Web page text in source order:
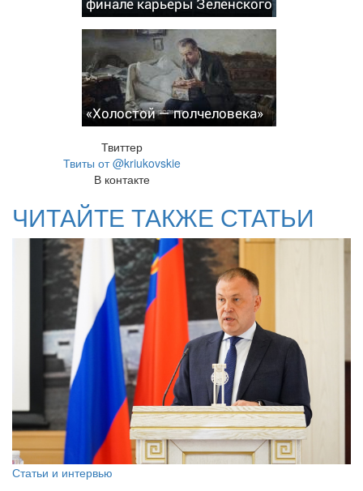
«Холостой — полчеловека»
Твиттер
Твиты от @kriukovskie
В контакте
ЧИТАЙТЕ ТАКЖЕ СТАТЬИ
Статьи и интервью